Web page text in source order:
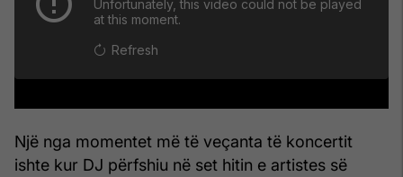
Një nga momentet më të veçanta të koncertit
ishte kur DJ përfshiu në set hitin e artistes së